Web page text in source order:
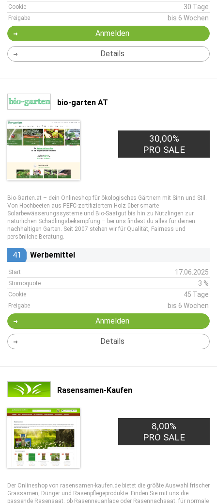
Cookie 30 Tage
Freigabe bis 6 Wochen
Anmelden
Details
bio-garten AT
30,00%
PRO SALE
Bio-Garten.at – dein Onlineshop für ökologisches Gärtnern mit Sinn und Stil.
Von Hochbeeten aus PEFC-zertifiziertem Holz über smarte
Solarbewässerungssysteme und Bio-Saatgut bis hin zu Nützlingen zur
natürlichen Schädlingsbekämpfung – bei uns findest du alles für deinen
nachhaltigen Garten. Seit 2007 stehen wir für Qualität, Fairness und
persönliche Beratung.
41 Werbemittel
Start 17.06.2025
Stornoquote 3 %
Cookie 45 Tage
Freigabe bis 6 Wochen
Anmelden
Details
Rasensamen-Kaufen
8,00%
PRO SALE
Der Onlineshop von rasensamen-kaufen.de bietet die größte Auswahl frischer
Grassamen, Dünger und Rasenpflegeprodukte. Finden Sie mit uns die
passende Rasensaat, ob Rasenneuanlage oder Rasennachsaat, für normale